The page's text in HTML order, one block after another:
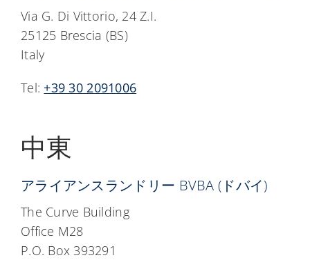
Via G. Di Vittorio, 24 Z.I.
25125 Brescia (BS)
Italy
Tel:+39 30 2091006
中東
アライアンスランドリー BVBA (ドバイ)
The Curve Building
Office M28
P.O. Box 393291